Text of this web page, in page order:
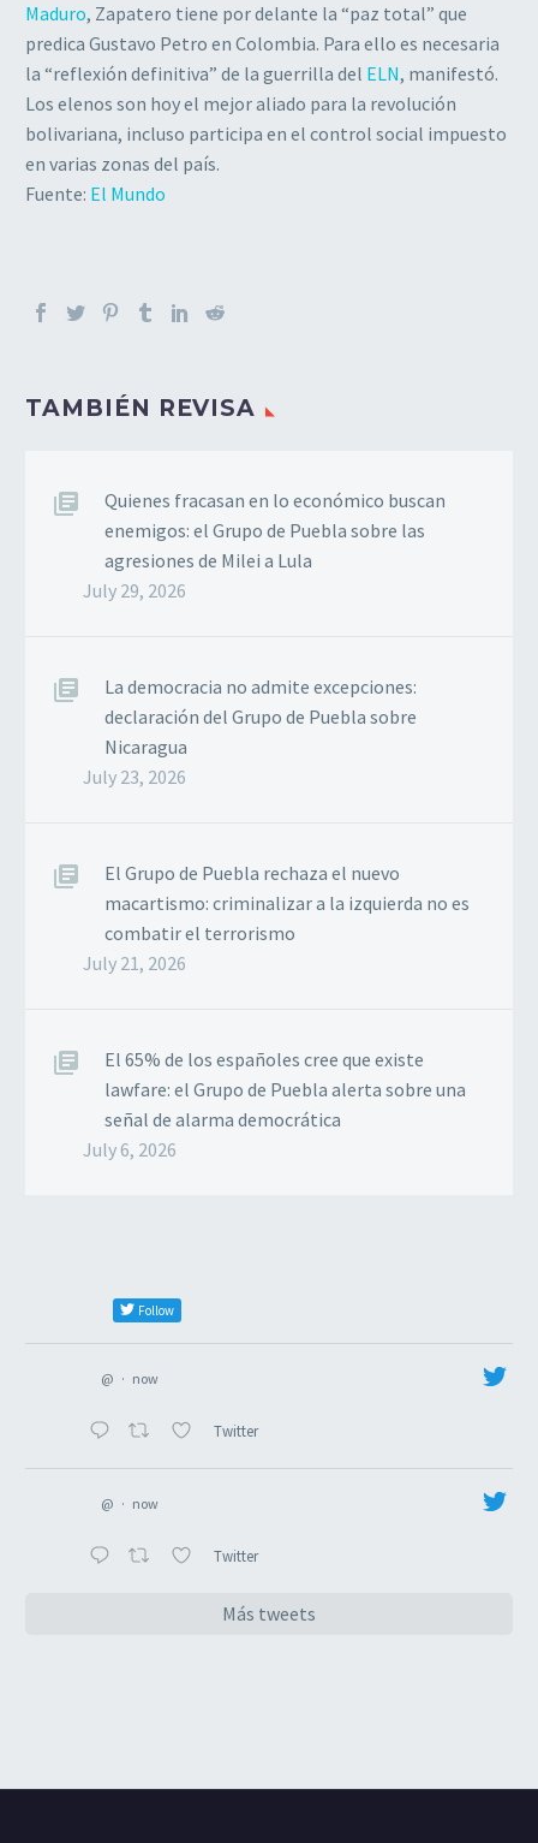
Maduro, Zapatero tiene por delante la “paz total” que
predica Gustavo Petro en Colombia. Para ello es necesaria
la “reflexión definitiva” de la guerrilla del ELN, manifestó.
Los elenos son hoy el mejor aliado para la revolución
bolivariana, incluso participa en el control social impuesto
en varias zonas del país.
Fuente: El Mundo
TAMBIÉN REVISA
Quienes fracasan en lo económico buscan
enemigos: el Grupo de Puebla sobre las
agresiones de Milei a Lula
July 29, 2026
La democracia no admite excepciones:
declaración del Grupo de Puebla sobre
Nicaragua
July 23, 2026
El Grupo de Puebla rechaza el nuevo
macartismo: criminalizar a la izquierda no es
combatir el terrorismo
July 21, 2026
El 65% de los españoles cree que existe
lawfare: el Grupo de Puebla alerta sobre una
señal de alarma democrática
July 6, 2026
Follow
@ · now
Twitter
@ · now
Twitter
Más tweets